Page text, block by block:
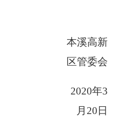
本溪高新
区管委会
2020年3
月20日